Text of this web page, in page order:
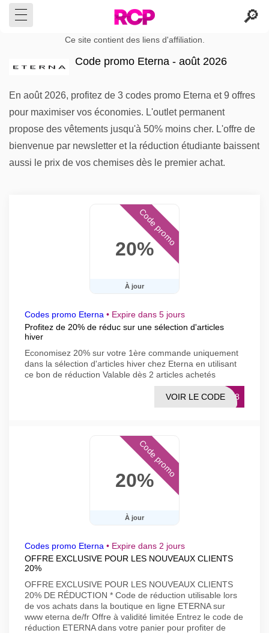
Ce site contient des liens d'affiliation.
Code promo Eterna - août 2026
En août 2026, profitez de 3 codes promo Eterna et 9 offres
pour maximiser vos économies. L'outlet permanent
propose des vêtements jusqu'à 50% moins cher. L'offre de
bienvenue par newsletter et la réduction étudiante baissent
aussi le prix de vos chemises dès le premier achat.
20%
À jour
Code promo
Codes promo Eterna • Expire dans 5 jours
Profitez de 20% de réduc sur une sélection d'articles
hiver
Economisez 20% sur votre 1ère commande uniquement
dans la sélection d'articles hiver chez Eterna en utilisant
ce bon de réduction Valable dès 2 articles achetés
MS18
VOIR LE CODE
20%
À jour
Code promo
Codes promo Eterna • Expire dans 2 jours
OFFRE EXCLUSIVE POUR LES NOUVEAUX CLIENTS
20%
OFFRE EXCLUSIVE POUR LES NOUVEAUX CLIENTS
20% DE RÉDUCTION * Code de réduction utilisable lors
de vos achats dans la boutique en ligne ETERNA sur
www eterna de/fr Offre à validité limitée Entrez le code de
réduction ETERNA dans votre panier pour profiter de